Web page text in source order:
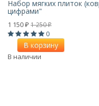
Набор мягких плиток
цифрами"
1 150 ₽ 1 250₽
0
В корзину
В наличии